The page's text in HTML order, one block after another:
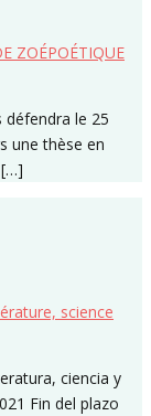
ZOÉPOÉTIQUE
défendra le 25
une thèse en
science
ciencia y
Fin del plazo